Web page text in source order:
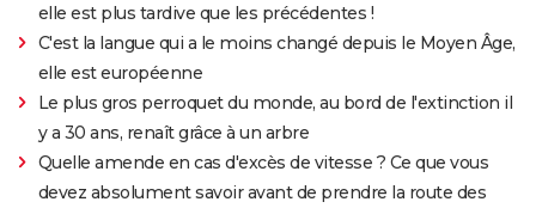
elle est plus tardive que les précédentes !
C'est la langue qui a le moins changé depuis le Moyen Âge,
elle est européenne
Le plus gros perroquet du monde, au bord de l'extinction il
y a 30 ans, renaît grâce à un arbre
Quelle amende en cas d'excès de vitesse ? Ce que vous
devez absolument savoir avant de prendre la route des